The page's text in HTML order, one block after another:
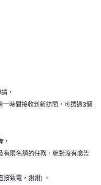
，
時間接收到新訪問，可透過3個
，
有限名額的任務，絶對沒有廣告
致電，謝謝) 。